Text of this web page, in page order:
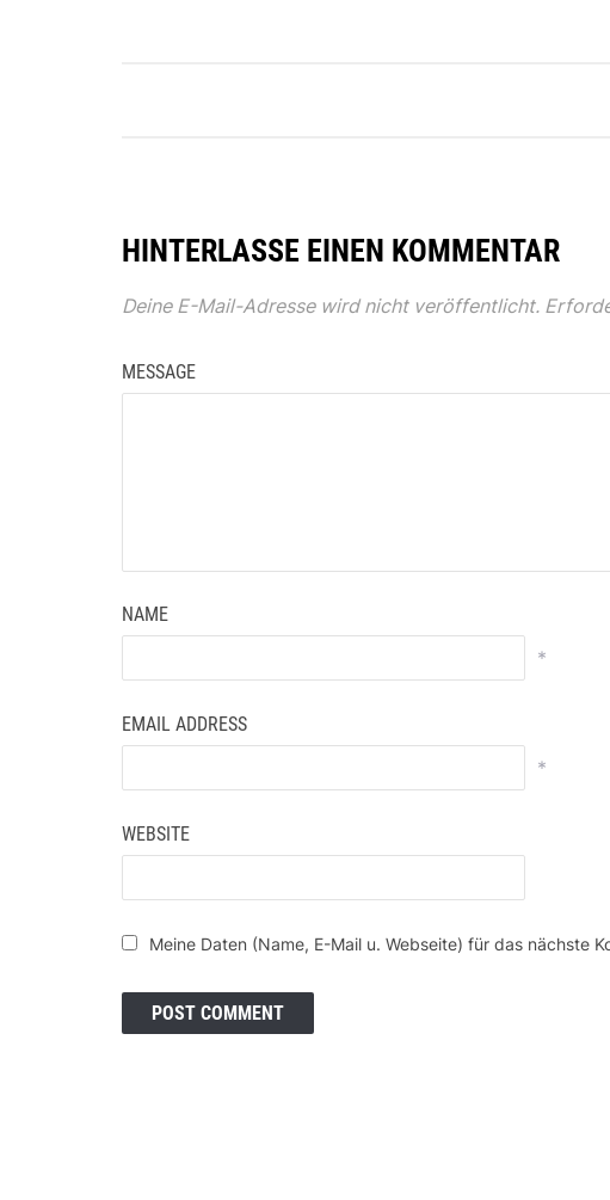
HINTERLASSE EINEN KOMMENTAR
Deine E-Mail-Adresse wird nicht veröffentlicht.
MESSAGE
NAME
*
EMAIL ADDRESS
*
WEBSITE
Meine Daten (Name, E-Mail u. Webseite) für das nächste